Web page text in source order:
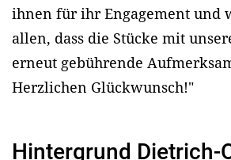
ihnen für ihr Engagement und
allen, dass die Stücke mit
erneut gebührende
Herzlichen Glückwunsch!"
Hintergrund Dietrich-